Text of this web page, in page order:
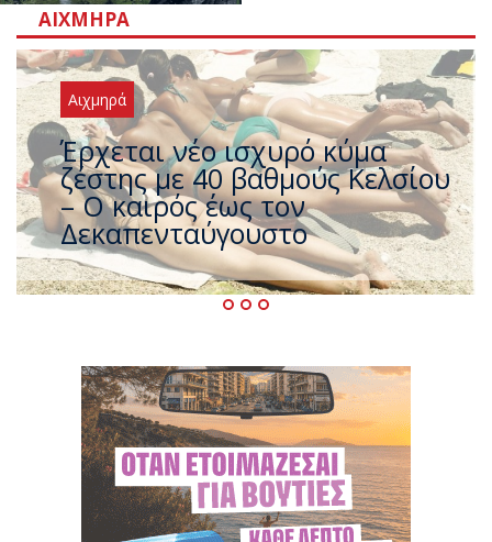
ΑΙΧΜΗΡΆ
Αιχμηρά
Άφαντος ο Τσίπρας… την ώρα
που η χώρα καίγεται